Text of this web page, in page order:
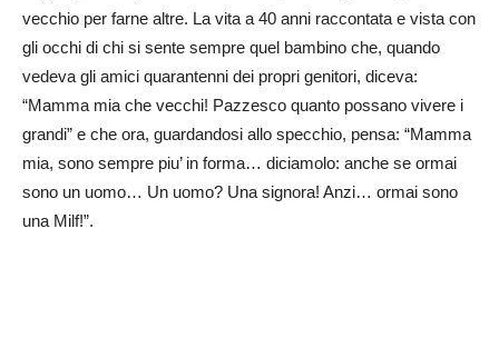
vecchio per farne altre. La vita a 40 anni raccontata e vista con
gli occhi di chi si sente sempre quel bambino che, quando
vedeva gli amici quarantenni dei propri genitori, diceva:
“Mamma mia che vecchi! Pazzesco quanto possano vivere i
grandi” e che ora, guardandosi allo specchio, pensa: “Mamma
mia, sono sempre piu’ in forma… diciamolo: anche se ormai
sono un uomo… Un uomo? Una signora! Anzi… ormai sono
una Milf!”.